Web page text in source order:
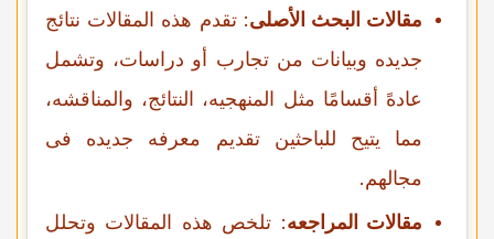
مقالات البحث الأصلی: تقدم هذه المقالات نتائج
جدیده وبیانات من تجارب أو دراسات، وتشمل
عادهً أقسامًا مثل المنهجیه، النتائج، والمناقشه،
مما یتیح للباحثین تقدیم معرفه جدیده فی
مجالهم.
مقالات المراجعه: تلخص هذه المقالات وتحلل